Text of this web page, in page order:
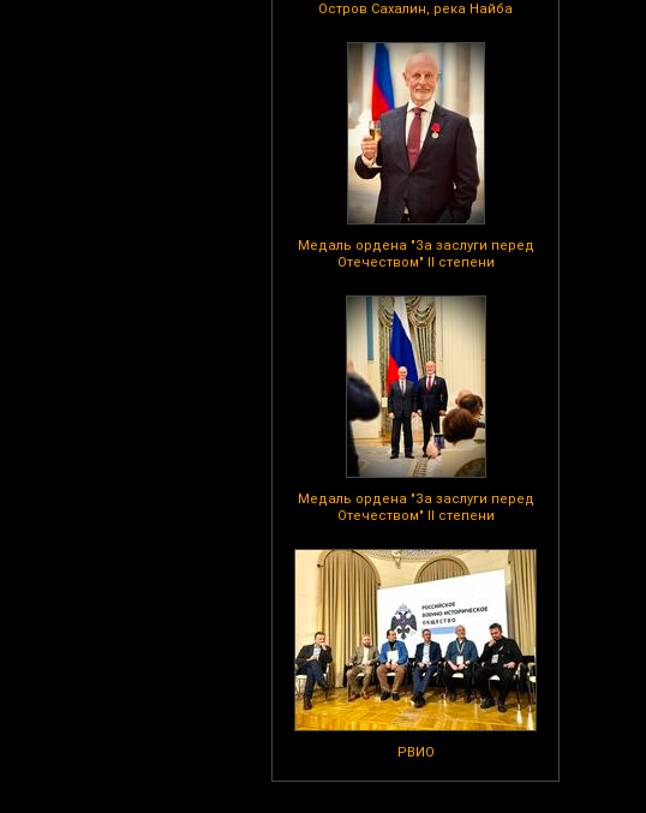
Остров Сахалин, река Найба
Медаль ордена "За заслуги перед
Отечеством" II степени
Медаль ордена "За заслуги перед
Отечеством" II степени
РВИО